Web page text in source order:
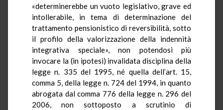
«determinerebbe un vuoto legislativo, grave ed
intollerabile, in tema di determinazione del
trattamento pensionistico di reversibilità, sotto
il profilo della valorizzazione della indennità
integrativa speciale», non potendosi più
invocare la (in ipotesi) invalidata disciplina della
legge n. 335 del 1995, né quella dell’art. 15,
comma 5, della legge n. 724 del 1994, in quanto
abrogata dal comma 776 della legge n. 296 del
2006, non sottoposto a scrutinio di